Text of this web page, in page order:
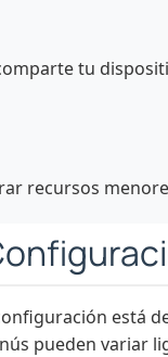
tu
recursos
está
pueden variar